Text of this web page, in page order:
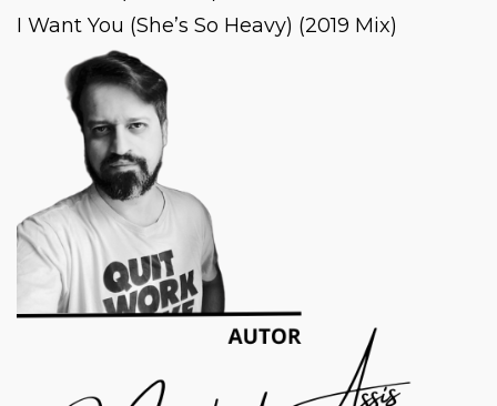
I Want You (She’s So Heavy) (2019 Mix)